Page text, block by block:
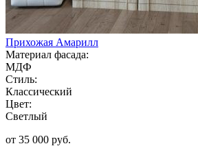
Прихожая Амарилл
Материал фасада:
МДФ
Стиль:
Классический
Цвет:
Светлый
от 35 000 руб.